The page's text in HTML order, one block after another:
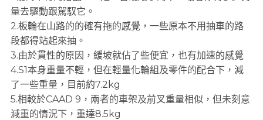
量去驅動跟駕馭它。
2.板輪在山路的的確有拖的感覺，一些原本不用抽車的路
段都得站起來抽。
3.由於貫性的原因，緩坡就佔了些便宜，也有加速的感覺
4.S1本身重量不輕，但在輕量化輪組及零件的配合下，減
了一些重量，目前約7.2kg
5.相較於CAAD 9，兩者的車架及前叉重量相似，但未刻意
減重的情況下，重達8.5kg